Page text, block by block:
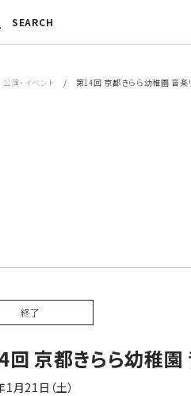
SEARCH
公演・イベント / 第14回 京都きらら幼稚園 音楽
終了
回 京都きらら幼稚
月21日（土）